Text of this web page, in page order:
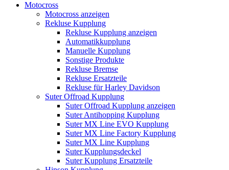
Motocross
Motocross anzeigen
Rekluse Kupplung
Rekluse Kupplung anzeigen
Automatikkupplung
Manuelle Kupplung
Sonstige Produkte
Rekluse Bremse
Rekluse Ersatzteile
Rekluse für Harley Davidson
Suter Offroad Kupplung
Suter Offroad Kupplung anzeigen
Suter Antihopping Kupplung
Suter MX Line EVO Kupplung
Suter MX Line Factory Kupplung
Suter MX Line Kupplung
Suter Kupplungsdeckel
Suter Kupplung Ersatzteile